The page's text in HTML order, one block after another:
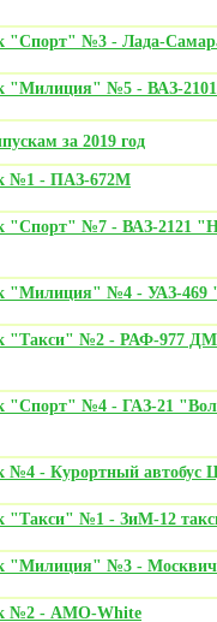
"Спорт" №3 - Лада-
"Милиция" №5 - ВАЗ-
за 2019 год
№1 - ПАЗ-672М
"Спорт" №7 - ВАЗ-2121
"Милиция" №4 - УАЗ-
"Такси" №2 - РАФ-977
"Спорт" №4 - ГАЗ-21
№4 - Курортный автобус
"Такси" №1 - ЗиМ-12
"Милиция" №3 -
№2 - АМО-White